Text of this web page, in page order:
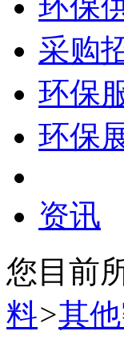
采购
环保
环保
资讯
您目前
料>其